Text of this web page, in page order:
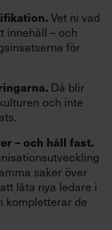
Vet ni vad
innehåll – och
för
Då blir
och inte
– och håll fast.
saker över
låta nya ledare i
kompletterar de